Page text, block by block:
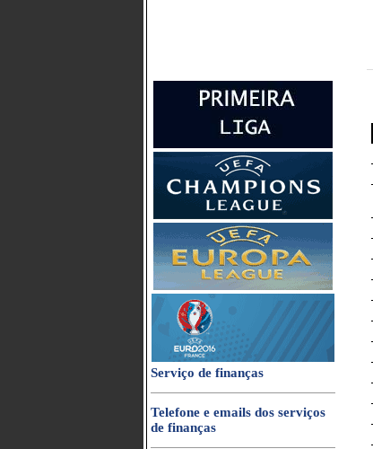
Serviço de finanças
Telefone e emails dos serviços
de finanças